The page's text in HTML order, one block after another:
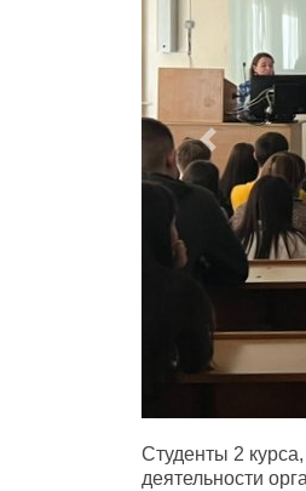
Previous
Студенты 2 курса,
деятельности